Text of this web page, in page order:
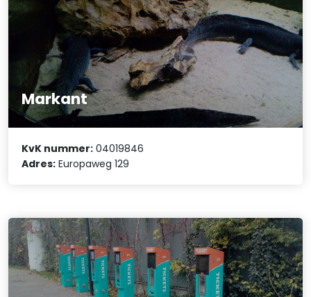
Markant
KvK nummer: 04019846
Adres: Europaweg 129